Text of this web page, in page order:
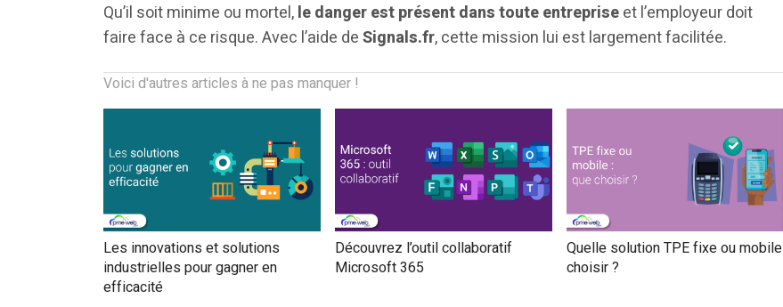
Qu’il soit minime ou mortel,le danger est présent dans toute entrepriseet l’employeur doit
faire face à ce risque. Avec l’aide deSignals.fr, cette mission lui est largement facilitée.
Voici d'autres articles à ne pas manquer !
Les innovations et solutions
industrielles pour gagner en
efficacité
Découvrez l’outil collaboratif
Microsoft 365
Quelle solution TPE fixe ou mobile
choisir ?